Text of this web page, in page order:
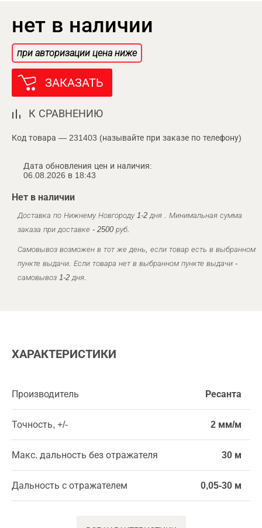
нет в наличии
при авторизации цена ниже
ЗАКАЗАТЬ
К СРАВНЕНИЮ
Код товара — 231403 (называйте при заказе по телефону)
Дата обновления цен и наличия:
06.08.2026 в 18:43
Нет в наличии
Доставка по Нижнему Новгороду 1-2 дня . Минимальная сумма
заказа при доставке - 2500 руб.
Самовывоз возможен в тот же день, если товар есть в выбранном
пункте выдачи. Если товара нет в выбранном пункте выдачи -
самовывоз 1-2 дня.
ХАРАКТЕРИСТИКИ
Производитель Ресанта
Точность, +/- 2 мм/м
Макс. дальность без отражателя 30 м
Дальность с отражателем 0,05-30 м